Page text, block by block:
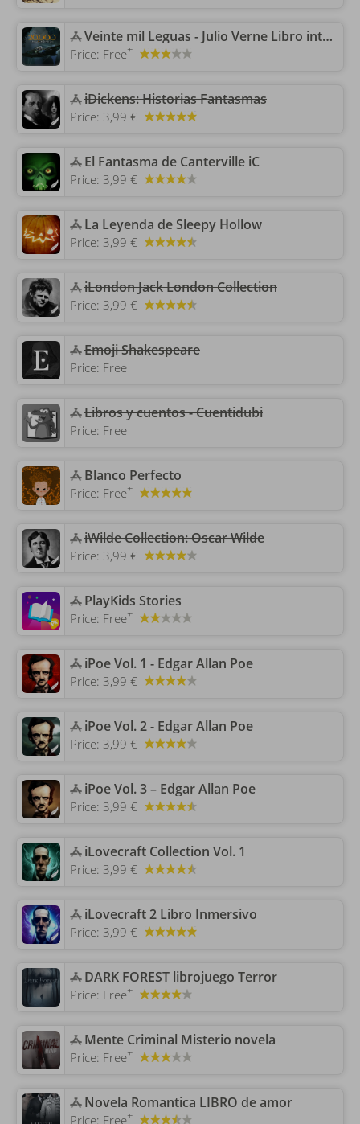
‎Veinte mil Leguas - Julio Verne Libro interactivo
Price: Free+
‎iDickens: Historias Fantasmas
Price: 3,99 €
‎El Fantasma de Canterville iC
Price: 3,99 €
‎La Leyenda de Sleepy Hollow
Price: 3,99 €
‎iLondon Jack London Collection
Price: 3,99 €
‎Emoji Shakespeare
Price: Free
‎Libros y cuentos - Cuentidubi
Price: Free
‎Blanco Perfecto
Price: Free+
‎iWilde Collection: Oscar Wilde
Price: 3,99 €
‎PlayKids Stories
Price: Free+
‎iPoe Vol. 1 - Edgar Allan Poe
Price: 3,99 €
‎iPoe Vol. 2 - Edgar Allan Poe
Price: 3,99 €
‎iPoe Vol. 3 – Edgar Allan Poe
Price: 3,99 €
‎iLovecraft Collection Vol. 1
Price: 3,99 €
‎iLovecraft 2 Libro Inmersivo
Price: 3,99 €
‎DARK FOREST librojuego Terror
Price: Free+
‎Mente Criminal Misterio novela
Price: Free+
‎Novela Romantica LIBRO de amor
Price: Free+